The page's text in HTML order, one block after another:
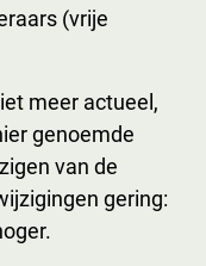
(vrije
meer actueel,
genoemde
van de
gering: